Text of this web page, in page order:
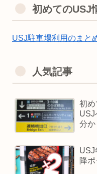
初めてのUSJ
USJ駐車場利用のまと
人気記事
初
USJ
分
USJ
降